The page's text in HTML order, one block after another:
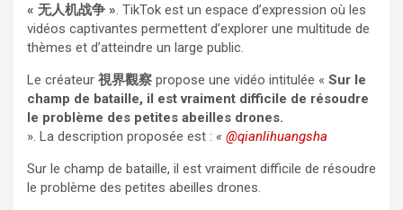
« 无人机战争 ». TikTok est un espace d’expression où les
vidéos captivantes permettent d’explorer une multitude de
thèmes et d’atteindre un large public.
Le créateur 視界觀察 propose une vidéo intitulée « Sur le
champ de bataille, il est vraiment difficile de résoudre
le problème des petites abeilles drones.
». La description proposée est : « @qianlihuangsha
Sur le champ de bataille, il est vraiment difficile de résoudre
le problème des petites abeilles drones.